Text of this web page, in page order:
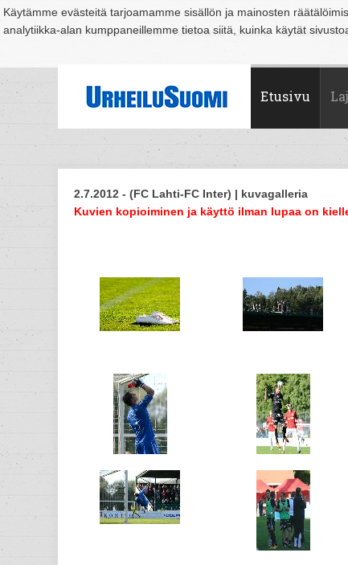
Käytämme evästeitä tarjoamamme sisällön ja mainosten
analytiikka-alan kumppaneillemme tietoa siitä, kuinka käytät
Suomi Espoo Helsinki Hämeenlinna Joensuu Jyväskylä
Etusivu
2.7.2012 - (FC Lahti-FC Inter) | kuvagalleria
Kuvien kopioiminen ja käyttö ilman lupaa on